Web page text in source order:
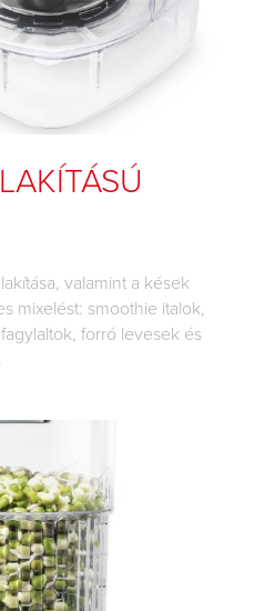
valamint a kések
mixelést: smoothie italok,
forró levesek és